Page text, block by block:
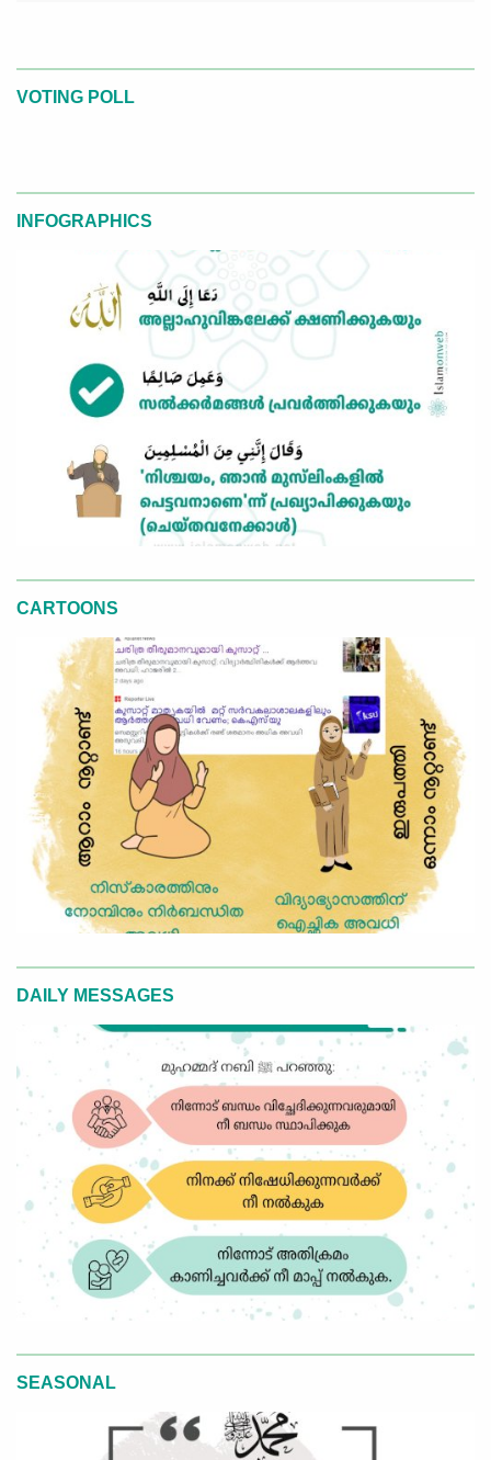
VOTING POLL
INFOGRAPHICS
CARTOONS
DAILY MESSAGES
SEASONAL